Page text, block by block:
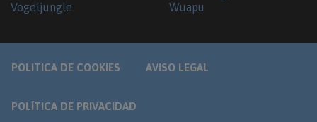
Vogeljungle
Wuapu
POLITICA DE COOKIES AVISO LEGAL
POLÍTICA DE PRIVACIDAD